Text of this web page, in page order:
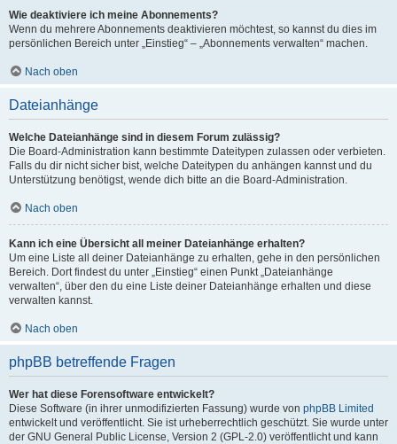
Wie deaktiviere ich meine Abonnements?
Wenn du mehrere Abonnements deaktivieren möchtest, so kannst du dies im
persönlichen Bereich unter „Einstieg“ – „Abonnements verwalten“ machen.
Nach oben
Dateianhänge
Welche Dateianhänge sind in diesem Forum zulässig?
Die Board-Administration kann bestimmte Dateitypen zulassen oder verbieten.
Falls du dir nicht sicher bist, welche Dateitypen du anhängen kannst und du
Unterstützung benötigst, wende dich bitte an die Board-Administration.
Nach oben
Kann ich eine Übersicht all meiner Dateianhänge erhalten?
Um eine Liste all deiner Dateianhänge zu erhalten, gehe in den persönlichen
Bereich. Dort findest du unter „Einstieg“ einen Punkt „Dateianhänge
verwalten“, über den du eine Liste deiner Dateianhänge erhalten und diese
verwalten kannst.
Nach oben
phpBB betreffende Fragen
Wer hat diese Forensoftware entwickelt?
Diese Software (in ihrer unmodifizierten Fassung) wurde von phpBB Limited
entwickelt und veröffentlicht. Sie ist urheberrechtlich geschützt. Sie wurde unter
der GNU General Public License, Version 2 (GPL-2.0) veröffentlicht und kann